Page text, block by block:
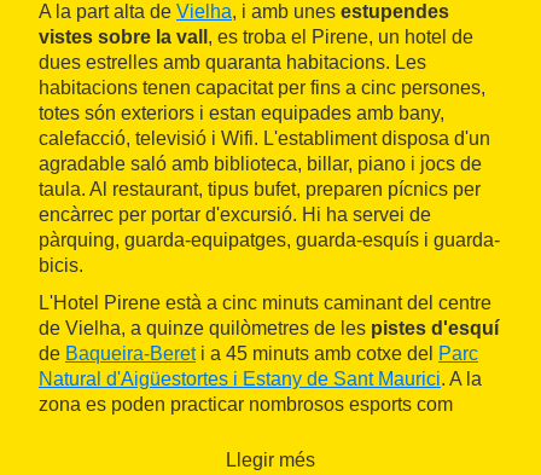
A la part alta de Vielha, i amb unes estupendes
vistes sobre la vall , es troba el Pirene, un hotel de
dues estrelles amb quaranta habitacions. Les
habitacions tenen capacitat per fins a cinc persones,
totes són exteriors i estan equipades amb bany,
calefacció, televisió i Wifi. L'establiment disposa d'un
agradable saló amb biblioteca, billar, piano i jocs de
taula. Al restaurant, tipus bufet, preparen pícnics per
encàrrec per portar d'excursió. Hi ha servei de
pàrquing, guarda-equipatges, guarda-esquís i guarda-
bicis.
L'Hotel Pirene està a cinc minuts caminant del centre
de Vielha, a quinze quilòmetres de les pistes d'esquí
de Baqueira-Bereti a 45 minuts amb cotxe del Parc
Natural d'Aigüestortes i Estany de Sant Maurici. A la
zona es poden practicar nombrosos esports com
Llegir més